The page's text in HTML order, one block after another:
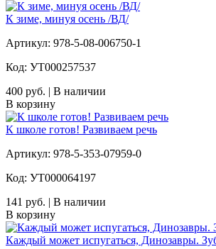
К зиме, минуя осень /ВД/
Артикул: 978-5-08-006750-1
Код: УТ000257537
400 руб. | В наличии
В корзину
К школе готов! Развиваем речь
Артикул: 978-5-353-07959-0
Код: УТ000064197
141 руб. | В наличии
В корзину
Каждый может испугаться, Динозавры.